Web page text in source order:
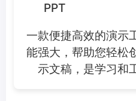
PPT
一款便捷高效的演示
能强大，帮助您轻松
示文稿，是学习和